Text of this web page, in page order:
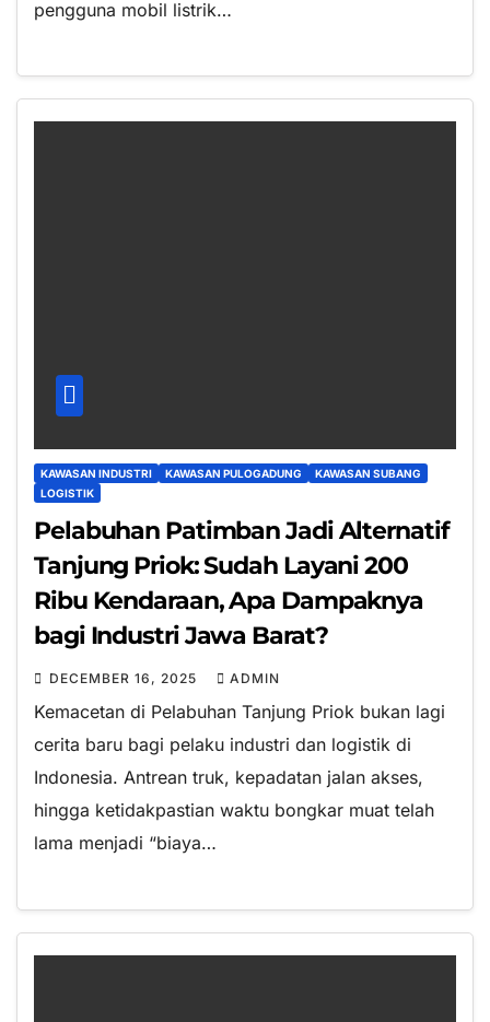
pengguna mobil listrik…
KAWASAN INDUSTRI KAWASAN PULOGADUNG
KAWASAN SUBANG
LOGISTIK
Pelabuhan Patimban Jadi Alternatif
Tanjung Priok: Sudah Layani 200
Ribu Kendaraan, Apa Dampaknya
bagi Industri Jawa Barat?
DECEMBER 16, 2025 ADMIN
Kemacetan di Pelabuhan Tanjung Priok bukan lagi
cerita baru bagi pelaku industri dan logistik di
Indonesia. Antrean truk, kepadatan jalan akses,
hingga ketidakpastian waktu bongkar muat telah
lama menjadi “biaya…